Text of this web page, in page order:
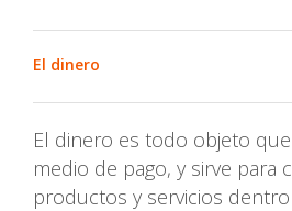
El dinero
El dinero es todo objeto
medio de pago, y sirve para
productos y servicios